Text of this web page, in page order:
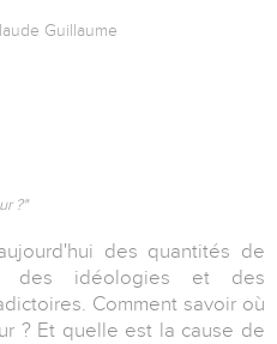
Guillaume
?"
des quantités de
des idéologies et des
Comment savoir où
? Et quelle est la cause de